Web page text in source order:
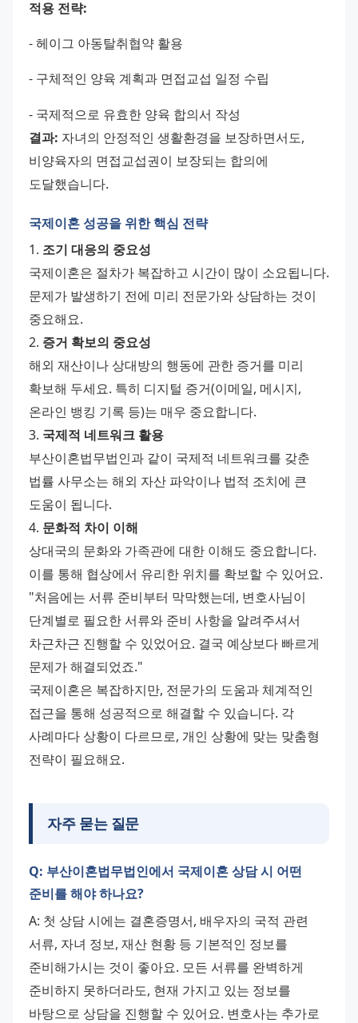
적용 전략:
- 헤이그 아동탈취협약 활용
- 구체적인 양육 계획과 면접교섭 일정 수립
- 국제적으로 유효한 양육 합의서 작성
결과: 자녀의 안정적인 생활환경을 보장하면서도,
비양육자의 면접교섭권이 보장되는 합의에
도달했습니다.
국제이혼 성공을 위한 핵심 전략
1. 조기 대응의 중요성
국제이혼은 절차가 복잡하고 시간이 많이 소요됩니다.
문제가 발생하기 전에 미리 전문가와 상담하는 것이
중요해요.
2. 증거 확보의 중요성
해외 재산이나 상대방의 행동에 관한 증거를 미리
확보해 두세요. 특히 디지털 증거(이메일, 메시지,
온라인 뱅킹 기록 등)는 매우 중요합니다.
3. 국제적 네트워크 활용
부산이혼법무법인과 같이 국제적 네트워크를 갖춘
법률 사무소는 해외 자산 파악이나 법적 조치에 큰
도움이 됩니다.
4. 문화적 차이 이해
상대국의 문화와 가족관에 대한 이해도 중요합니다.
이를 통해 협상에서 유리한 위치를 확보할 수 있어요.
"처음에는 서류 준비부터 막막했는데, 변호사님이
단계별로 필요한 서류와 준비 사항을 알려주셔서
차근차근 진행할 수 있었어요. 결국 예상보다 빠르게
문제가 해결되었죠."
국제이혼은 복잡하지만, 전문가의 도움과 체계적인
접근을 통해 성공적으로 해결할 수 있습니다. 각
사례마다 상황이 다르므로, 개인 상황에 맞는 맞춤형
전략이 필요해요.
자주 묻는 질문
Q: 부산이혼법무법인에서 국제이혼 상담 시 어떤
준비를 해야 하나요?
A: 첫 상담 시에는 결혼증명서, 배우자의 국적 관련
서류, 자녀 정보, 재산 현황 등 기본적인 정보를
준비해가시는 것이 좋아요. 모든 서류를 완벽하게
준비하지 못하더라도, 현재 가지고 있는 정보를
바탕으로 상담을 진행할 수 있어요. 변호사는 추가로